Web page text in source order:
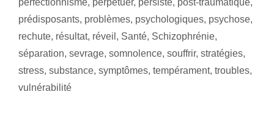
perfectionnisme, perpétuer, persiste, post-traumatique,
prédisposants, problèmes, psychologiques, psychose,
rechute, résultat, réveil , Santé, Schizophrénie,
séparation, sevrage, somnolence, souffrir, stratégies,
stress, substance, symptômes, tempérament, troubles,
vulnérabilité